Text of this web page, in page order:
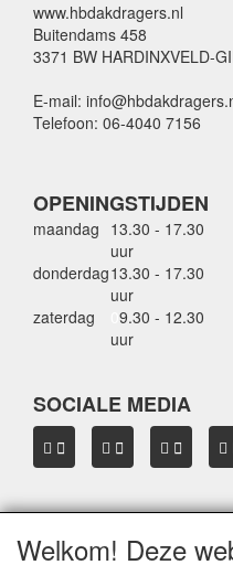
www.hbdakdragers.nl
Buitendams 458
3371 BW HARDINXVELD-
E-mail:
Telefoon: 06-4040 7156
OPENINGSTIJDEN
maandag 13.30 - 17.30
uur
donderdag13.30 - 17.30
uur
zaterdag
9.30 - 12.30
uur
SOCIALE MEDIA
OVER
Welkom! Deze